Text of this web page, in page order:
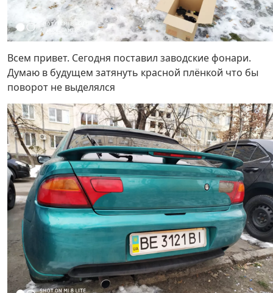
Всем привет. Сегодня поставил заводские фонари.
Думаю в будущем затянуть красной плёнкой что бы
поворот не выделялся